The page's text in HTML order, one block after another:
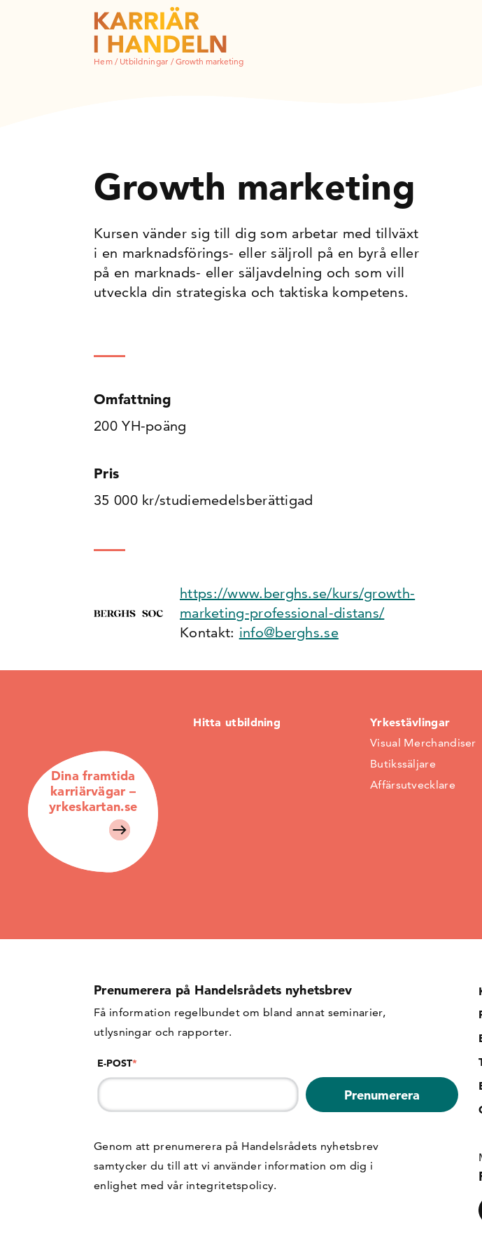
Hem/ Utbildningar /Growth marketing
Growth marketing
Kursen vänder sig till dig som arbetar med tillväxt
i en marknadsförings- eller säljroll på en byrå eller
på en marknads- eller säljavdelning och som vill
utveckla din strategiska och taktiska kompetens.
Omfattning
200 YH-poäng
Pris
35 000 kr/studiemedelsberättigad
https://www.berghs.se/kurs/growth-
marketing-professional-distans/
Kontakt: info@berghs.se
Dina framtida
karriärvägar –
yrkeskartan.se
Hitta utbildning Yrkestävlingar
Visual Merchandiser
Butikssäljare
Affärsutvecklare
Prenumerera på Handelsrådets nyhetsbrev
Få information regelbundet om bland annat seminarier,
utlysningar och rapporter.
E-POST*
Genom att prenumerera på Handelsrådets nyhetsbrev
samtycker du till att vi använder information om dig i
enlighet med vår integritetspolicy.